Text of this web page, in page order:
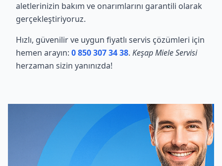
aletlerinizin bakım ve onarımlarını garantili olarak
gerçekleştiriyoruz.
Hızlı, güvenilir ve uygun fiyatlı servis çözümleri için
hemen arayın: 0 850 307 34 38. Keşap Miele Servisi
herzaman sizin yanınızda!